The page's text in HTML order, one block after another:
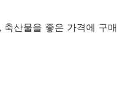
산물을 좋은 가격에 구매